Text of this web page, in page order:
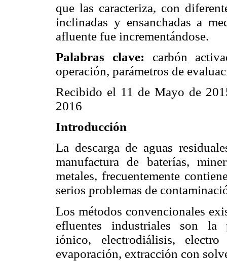
que las caracteriza, con
inclinadas y ensanchadas a
afluente fue incrementándose.
Palabras clave: carbón
operación, parámetros de
Recibido el 11 de Mayo de
2016
Introducción
La descarga de aguas
manufactura de baterías,
metales, frecuentemente
serios problemas de
Los métodos convencionales
efluentes industriales son la
iónico, electrodiálisis,
evaporación, extracción con